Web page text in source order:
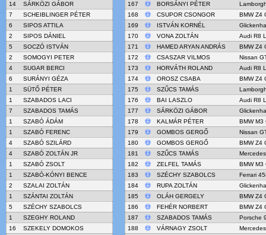
14
SÁRKÖZI GÁBOR
7
SCHEIBLINGER PÉTER
6
SIPOS ATTILA
2
SIPOS DÁNIEL
5
SOCZÓ ISTVÁN
2
SOMOGYI PETER
4
SUGAR BERCI
6
SURÁNYI GÉZA
1
SÜTŐ PÉTER
1
SZABADOS LACI
7
SZABADOS TAMÁS
1
SZABÓ ÁDÁM
1
SZABÓ FERENC
4
SZABÓ SZILÁRD
4
SZABÓ ZOLTÁN JR
1
SZABÓ ZSOLT
1
SZABÓ-KÓNYI BENCE
2
SZALAI ZOLTÁN
1
SZÁNTAI ZOLTÁN
5
SZÉCHY SZABOLCS
1
SZEGHY ROLAND
16
SZEKELY DOMOKOS
167
BORSÁNYI PÉTER
168
CSUPOR CSONGOR
BMW Z4
169
ISTVÁN KORNÉL
170
VONA ZOLTÁN
Audi R8
171
HAMED ARYAN ANDRÁS
BMW Z4
172
CSASZAR VILMOS
Nissan
173
HORVÁTH ROLAND
Audi R8
174
OROSZ CSABA
BMW Z4
175
SZŰCS TAMÁS
176
BAI LASZLO
Audi R8
177
SÁRKÖZI GÁBOR
178
KALMÁR PÉTER
BMW M3
179
GOMBOS GERGŐ
Nissan
180
GOMBOS GERGŐ
BMW Z4
181
SZŰCS TAMÁS
182
ZELFEL TAMÁS
BMW M3
183
SZÉCHY SZABOLCS
Ferrari
184
RUPA ZOLTÁN
185
OLÁH GERGELY
BMW Z4
186
FEHÉR NORBERT
BMW Z4
187
SZABADOS TAMÁS
Porsche
188
VÁRNAGY ZSOLT